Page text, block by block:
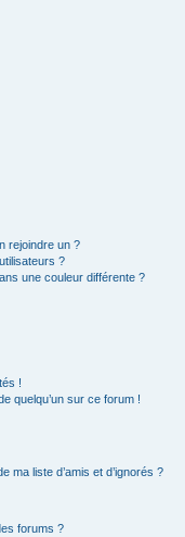
rejoindre un ?
?
une couleur différente ?
!
quelqu’un sur ce forum !
ma liste d’amis et d’ignorés ?
forums ?